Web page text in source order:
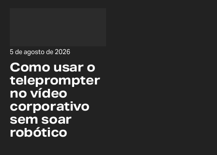
Como usar o
teleprompter
no vídeo
corporativo
sem soar
robótico
5 de agosto de 2026